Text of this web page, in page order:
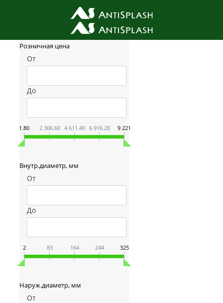
Фильтр товаров
Розничная цена
От
До
1.80 2 306.60 4 611.40 6 916.20 9 221
Внутр.диаметр, мм
От
До
2 83 164 244 325
Наруж.диаметр, мм
От